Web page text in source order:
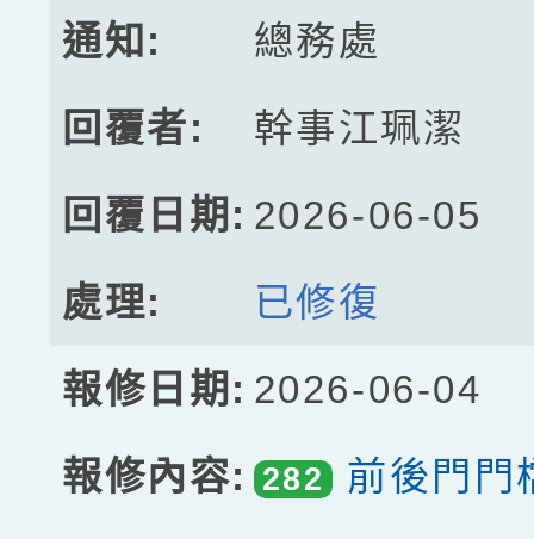
總務處
幹事江珮潔
2026-06-05
已修復
2026-06-04
282 前後門門